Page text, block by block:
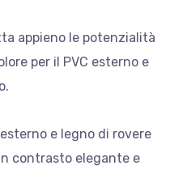
appieno le potenzialità
per il PVC esterno e
e legno di rovere
contrasto elegante e